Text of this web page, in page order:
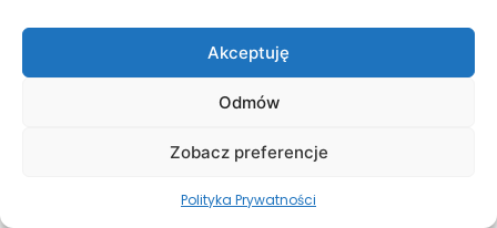
Akceptuję
Odmów
Zobacz preferencje
Polityka Prywatności
kwiecień 2022